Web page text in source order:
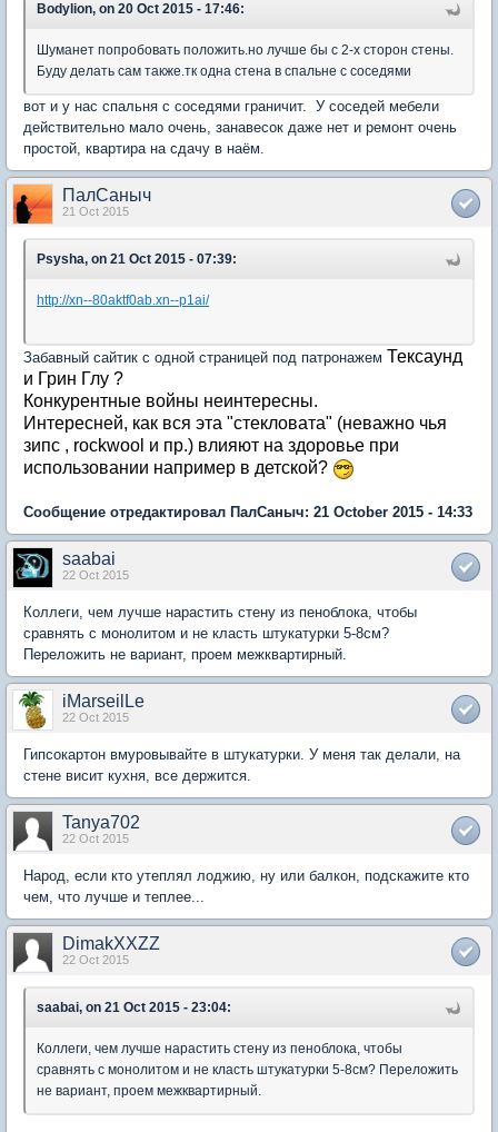
Bodylion, on 20 Oct 2015 - 17:46:
Шуманет попробовать положить.но лучше бы с 2-х сторон стены.
Буду делать сам также.тк одна стена в спальне с соседями
вот и у нас спальня с соседями граничит. У соседей мебели
действительно мало очень, занавесок даже нет и ремонт очень
простой, квартира на сдачу в наём.
ПалСаныч
21 Oct 2015
Psysha, on 21 Oct 2015 - 07:39:
http://xn--80aktf0ab.xn--p1ai/
Забавный сайтик с одной страницей под патронажем Тексаунд
и Грин Глу ?
Конкурентные войны неинтересны.
Интересней, как вся эта "стекловата" (неважно чья
зипс , rockwool и пр.) влияют на здоровье при
использовании например в детской?
Сообщение отредактировал ПалСаныч: 21 October 2015 - 14:33
saabai
22 Oct 2015
Коллеги, чем лучше нарастить стену из пеноблока, чтобы
сравнять с монолитом и не класть штукатурки 5-8см?
Переложить не вариант, проем межквартирный.
iMarseilLe
22 Oct 2015
Гипсокартон вмуровывайте в штукатурки. У меня так делали, на
стене висит кухня, все держится.
Tanya702
22 Oct 2015
Народ, если кто утеплял лоджию, ну или балкон, подскажите кто
чем, что лучше и теплее...
DimakXXZZ
22 Oct 2015
saabai, on 21 Oct 2015 - 23:04:
Коллеги, чем лучше нарастить стену из пеноблока, чтобы
сравнять с монолитом и не класть штукатурки 5-8см? Переложить
не вариант, проем межквартирный.